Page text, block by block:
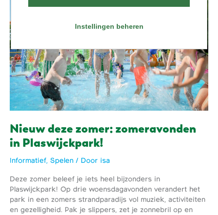
Nieuw deze zomer: zomeravonden
in Plaswijckpark!
Informatief Spelen / Door isa
Deze zomer beleef je iets heel bijzonders in
Plaswijckpark! Op drie woensdagavonden verandert het
park in een zomers strandparadijs vol muziek, activiteiten
en gezelligheid. Pak je slippers, zet je zonnebril op en
Instellingen beheren